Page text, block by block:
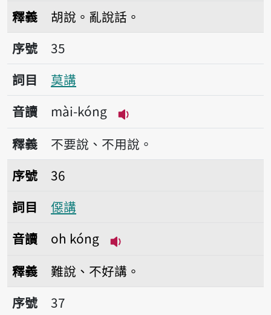
釋義
胡說。亂說話。
序號35莫講
序號
35
詞目
莫講
音讀
mài-kóng
播放音讀mài-kóng
釋義
不要說、不用說。
序號36僫講
序號
36
詞目
僫講
音讀
oh kóng
釋義
難說、不好講。
序號37烏白講
序號
37